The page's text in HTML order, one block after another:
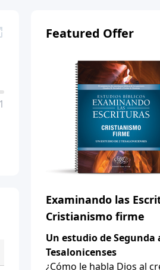
Featured Offer
Examinando las
Cristianismo firme
Un estudio de Segunda
Tesalonicenses
¿Cómo le habla Dios al